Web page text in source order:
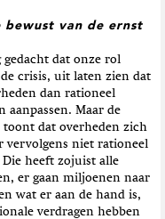
van de ernst
gedacht dat onze rol
crisis, uit laten zien dat
dan rationeel
aanpassen. Maar de
toont dat overheden zich
vervolgens niet rationeel
heeft zojuist alle
er gaan miljoenen naar
wat er aan de hand is,
verdragen hebben